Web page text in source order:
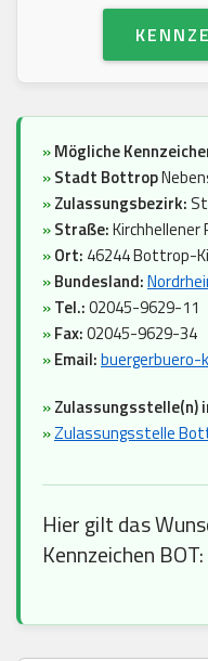
»Mögliche
»Stadt Bottrop
»Zulassungsbezirk:
»Straße:Kirchhellener
»Ort: 46244 Bottrop-
»Bundesland:
»Tel.:02045-9629-11
»Fax:02045-9629-34
»Email:buergerbuero-
»Zulassungsstelle(n)
»Zulassungsstelle
Hier gilt das
Kennzeichen BOT: